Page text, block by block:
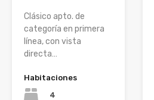
Clásico apto. de
categoría en primera
línea, con vista
directa…
Habitaciones
4